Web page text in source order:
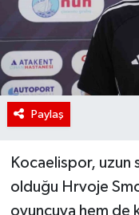
Paylaş
Kocaelispor, uzun
olduğu Hrvoje
oyuncuya hem de